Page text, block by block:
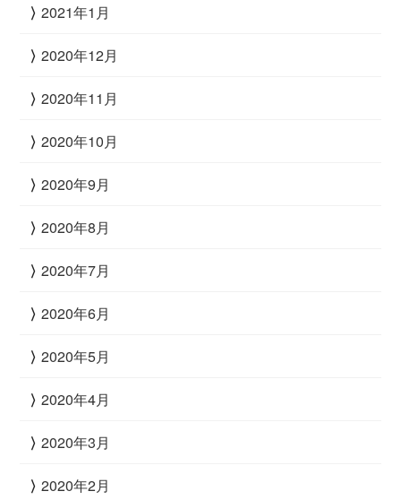
2021年1月
2020年12月
2020年11月
2020年10月
2020年9月
2020年8月
2020年7月
2020年6月
2020年5月
2020年4月
2020年3月
2020年2月